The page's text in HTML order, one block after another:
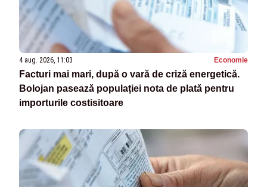
4 aug. 2026, 11:03 Economie
Facturi mai mari, după o vară de criză energetică.
Bolojan pasează populației nota de plată pentru
importurile costisitoare